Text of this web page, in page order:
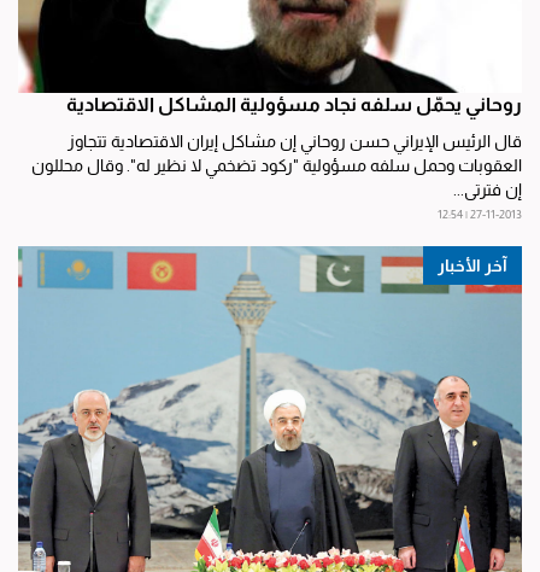
روحاني يحمّل سلفه نجاد مسؤولية المشاكل الاقتصادية
قال الرئيس الإيراني حسن روحاني إن مشاكل إيران الاقتصادية تتجاوز
العقوبات وحمل سلفه مسؤولية "ركود تضخمي لا نظير له". وقال محللون
إن فترتي...
27-11-2013 | 12:54
آخر الأخبار